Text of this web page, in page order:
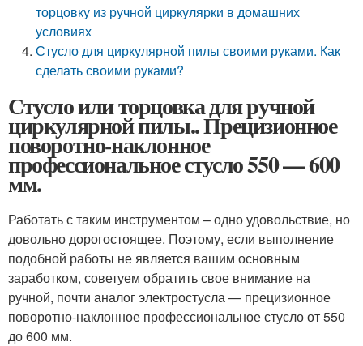
торцовку из ручной циркулярки в домашних
условиях
Стусло для циркулярной пилы своими руками. Как
сделать своими руками?
Стусло или торцовка для ручной
циркулярной пилы.. Прецизионное
поворотно-наклонное
профессиональное стусло 550 — 600
мм.
Работать с таким инструментом – одно удовольствие, но
довольно дорогостоящее. Поэтому, если выполнение
подобной работы не является вашим основным
заработком, советуем обратить свое внимание на
ручной, почти аналог электростусла — прецизионное
поворотно-наклонное профессиональное стусло от 550
до 600 мм.